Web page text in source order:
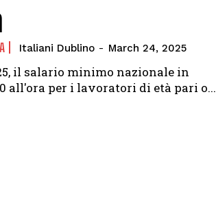
Italiani Dublino - March 24, 2025
il salario minimo nazionale in
all'ora per i lavoratori di età pari o...